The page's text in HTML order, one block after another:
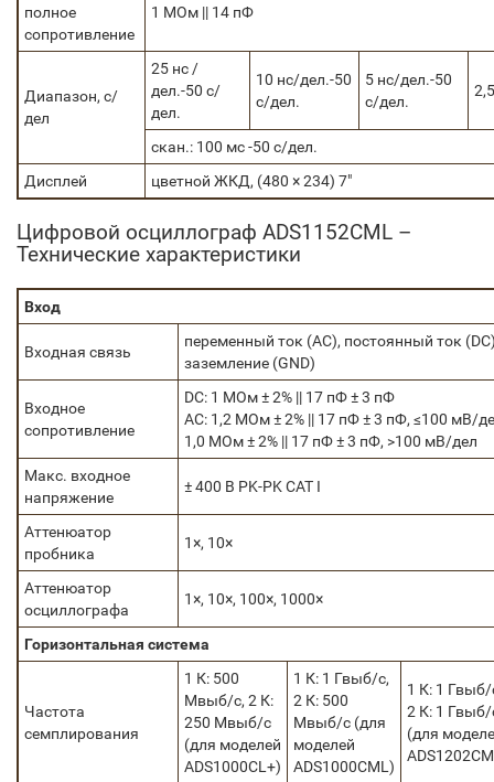
полное
сопротивление
1 MОм || 14 пФ
Диапазон, с/
дел
25 нс /
дел.-50 с/
дел.
10 нс/дел.-50
с/дел.
5 нс/дел.-50
с/дел.
скан.: 100 мс -50 с/дел.
Дисплей
цветной ЖКД, (480 × 234) 7″
Цифровой осциллограф ADS1152CML –
Технические характеристики
Вход
Входная связь
переменный ток (AC), постоянный ток
заземление (GND)
Входное
сопротивление
DC: 1 MОм ± 2% || 17 пФ ± 3 пФ
AC: 1,2 MОм ± 2% || 17 пФ ± 3 пФ, ≤100 мВ/
1,0 MОм ± 2% || 17 пФ ± 3 пФ, >100 мВ/дел
Макс. входное
напряжение
± 400 В PK-PK CAT I
Аттенюатор
пробника
1×, 10×
Аттенюатор
осциллографа
1×, 10×, 100×, 1000×
Горизонтальная система
Частота
семплирования
1 К: 500
Мвыб/с, 2 К:
250 Мвыб/с
(для моделей
ADS1000CL+)
1 К: 1 Гвыб/с,
2 К: 500
Мвыб/с (для
моделей
ADS1000CML)
1 К: 1 Гвыб/
2 К: 1 Гвыб/
(для